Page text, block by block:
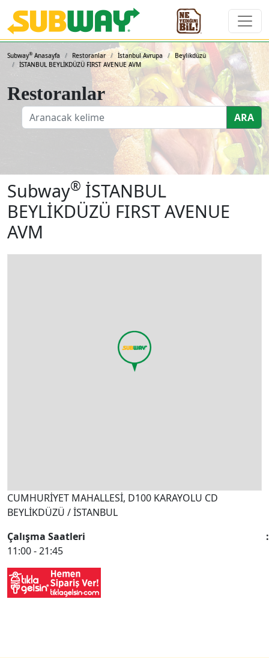
Subway Sandviçleri
Subway® Anasayfa Restoranlar İstanbul Avrupa
Beylikdüzü
İSTANBUL BEYLİKDÜZÜ FIRST AVENUE AVM
Restoranlar
ARA
Subway® İSTANBUL
BEYLİKDÜZÜ FIRST AVENUE
AVM
CUMHURİYET MAHALLESİ, D100 KARAYOLU CD
BEYLİKDÜZÜ / İSTANBUL
Çalışma Saatleri
11:00 - 21:45